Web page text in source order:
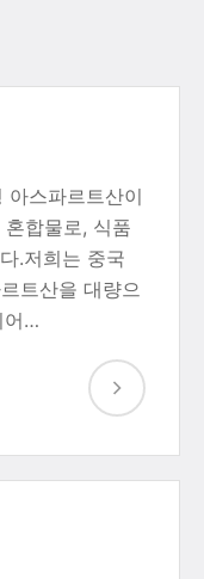
스파르트산이
합물로, 식품
.저희는 중국
트산을 대량으
어…